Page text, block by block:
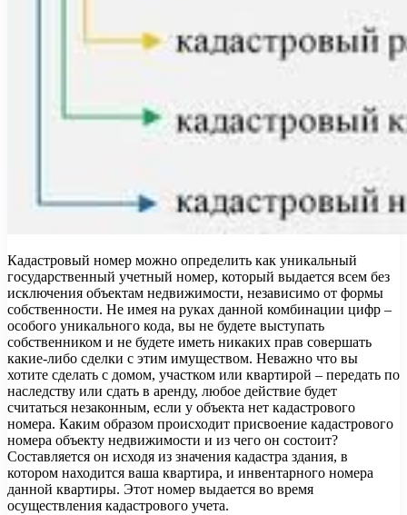
Кадастровый номер можно определить как уникальный
государственный учетный номер, который выдается всем без
исключения объектам недвижимости, независимо от формы
собственности. Не имея на руках данной комбинации цифр –
особого уникального кода, вы не будете выступать
собственником и не будете иметь никаких прав совершать
какие-либо сделки с этим имуществом. Неважно что вы
хотите сделать с домом, участком или квартирой – передать по
наследству или сдать в аренду, любое действие будет
считаться незаконным, если у объекта нет кадастрового
номера. Каким образом происходит присвоение кадастрового
номера объекту недвижимости и из чего он состоит?
Составляется он исходя из значения кадастра здания, в
котором находится ваша квартира, и инвентарного номера
данной квартиры. Этот номер выдается во время
осуществления кадастрового учета.